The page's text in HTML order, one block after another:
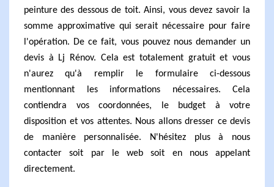
peinture des dessous de toit. Ainsi, vous devez savoir la
somme approximative qui serait nécessaire pour faire
l'opération. De ce fait, vous pouvez nous demander un
devis à Lj Rénov. Cela est totalement gratuit et vous
n'aurez qu'à remplir le formulaire ci-dessous
mentionnant les informations nécessaires. Cela
contiendra vos coordonnées, le budget à votre
disposition et vos attentes. Nous allons dresser ce devis
de manière personnalisée. N'hésitez plus à nous
contacter soit par le web soit en nous appelant
directement.